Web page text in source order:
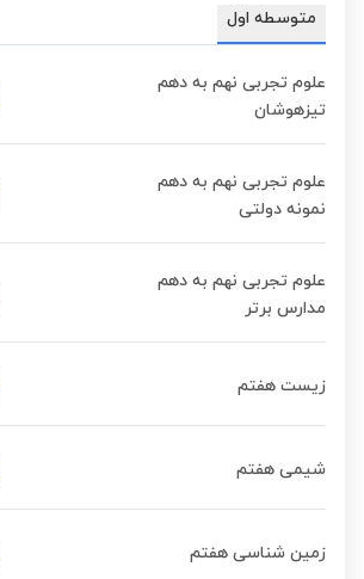
متوسطه اول
علوم تجربی نهم به دهم
تیزهوشان
علوم تجربی نهم به دهم
نمونه دولتی
علوم تجربی نهم به دهم
مدارس برتر
زیست هفتم
شیمی هفتم
زمین شناسی هفتم